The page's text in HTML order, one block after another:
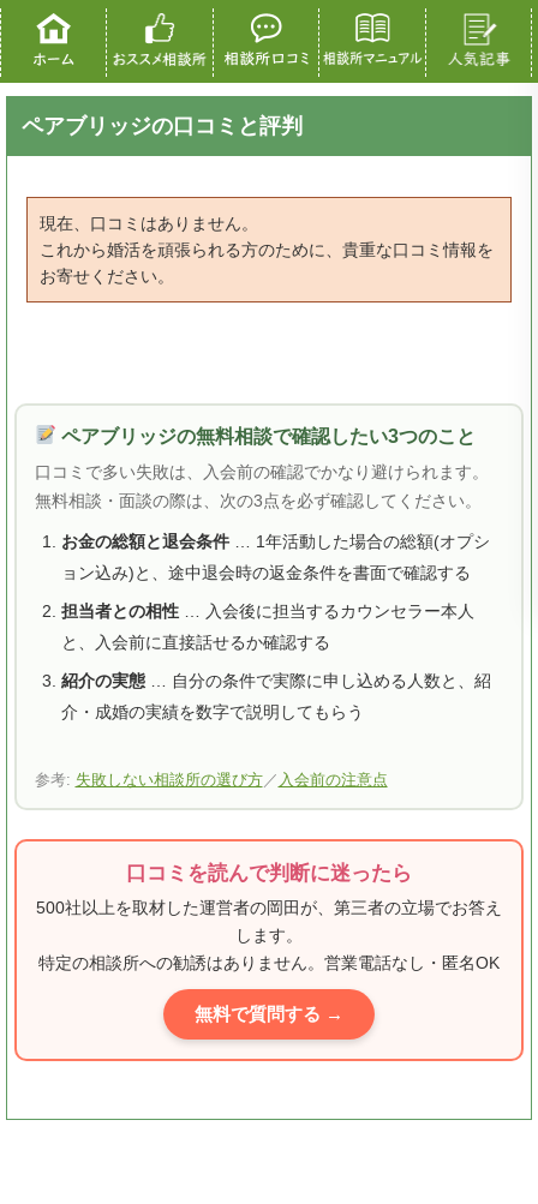
ペアブリッジの口コミと評判
現在、口コミはありません。
これから婚活を頑張られる方のために、貴重な口コミ情報を
お寄せください。
ペアブリッジの無料相談で確認したい3つのこと
口コミで多い失敗は、入会前の確認でかなり避けられます。
無料相談・面談の際は、次の3点を必ず確認してください。
お金の総額と退会条件… 1年活動した場合の総額(オプシ
ョン込み)と、途中退会時の返金条件を書面で確認する
担当者との相性… 入会後に担当するカウンセラー本人
と、入会前に直接話せるか確認する
紹介の実態… 自分の条件で実際に申し込める人数と、紹
介・成婚の実績を数字で説明してもらう
参考: 失敗しない相談所の選び方／ 入会前の注意点
口コミを読んで判断に迷ったら
500社以上を取材した運営者の岡田が、第三者の立場でお答え
します。
特定の相談所への勧誘はありません。営業電話なし・匿名OK
無料で質問する →